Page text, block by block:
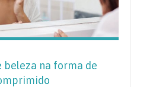
beleza na forma de